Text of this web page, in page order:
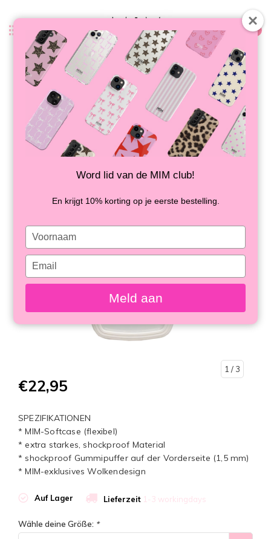
0
Zurück
CLOUD CASE OFF WHITE -
SHOCKPROOF
AUF LAGER
1 / 3
€22,95
SPEZIFIKATIONEN
* MIM-Softcase (flexibel)
* extra starkes, shockproof Material
* shockproof Gummipuffer auf der Vorderseite (1,5 mm)
* MIM-exklusives Wolkendesign
Auf Lager Lieferzeit 1-3 workingdays
Wähle deine Größe: *
Word lid van de MIM club!
En krijgt 10% korting op je eerste bestelling.
Type
your
name
Type
your
email
Meld aan